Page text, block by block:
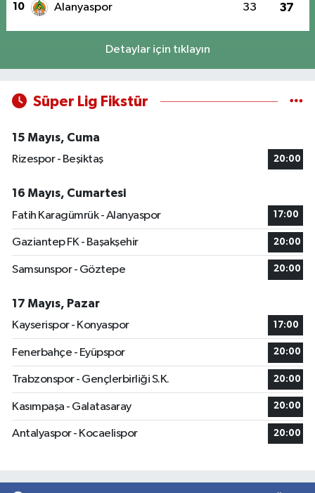
10 Alanyaspor 33 37
Detaylar için tıklayın
Süper Lig Fikstür
15 Mayıs, Cuma
Rizespor - Beşiktaş
20:00
16 Mayıs, Cumartesi
Fatih Karagümrük - Alanyaspor
17:00
Gaziantep FK - Başakşehir 20:00
Samsunspor - Göztepe 20:00
17 Mayıs, Pazar
Kayserispor - Konyaspor
17:00
Fenerbahçe - Eyüpspor 20:00
Trabzonspor - Gençlerbirliği S.K. 20:00
Kasımpaşa - Galatasaray 20:00
Antalyaspor - Kocaelispor 20:00